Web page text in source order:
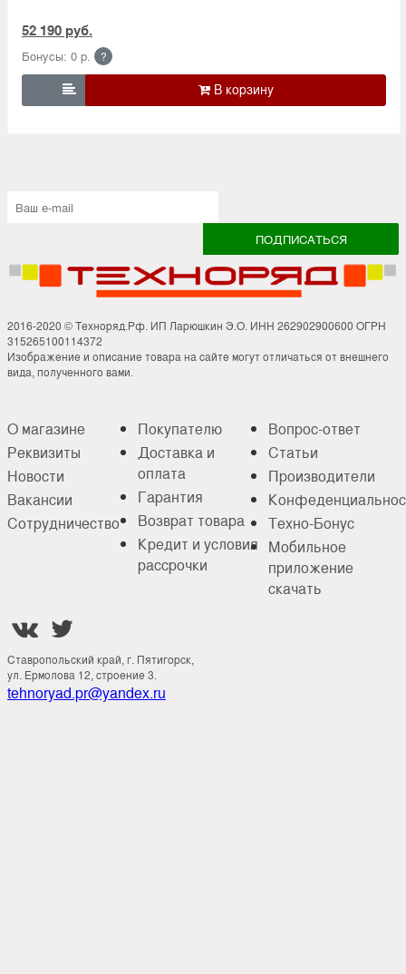
52 190 руб.
Бонусы: 0 р. ?

2016-2020 © Техноряд.Рф. ИП Ларюшкин Э.О. ИНН 262902900600 ОГРН
315265100114372
Изображение и описание товара на сайте могут отличаться от внешнего
вида, полученного вами.
О магазине
Реквизиты
Новости
Вакансии
Сотрудничество
Покупателю
Доставка и
оплата
Гарантия
Возврат товара
Кредит и условия
рассрочки
Вопрос-ответ
Статьи
Производители
Техно-Бонус
Мобильное
приложение
скачать
 
Ставропольский край, г. Пятигорск,
ул. Ермолова 12, строение 3.
tehnoryad.pr@yandex.ru